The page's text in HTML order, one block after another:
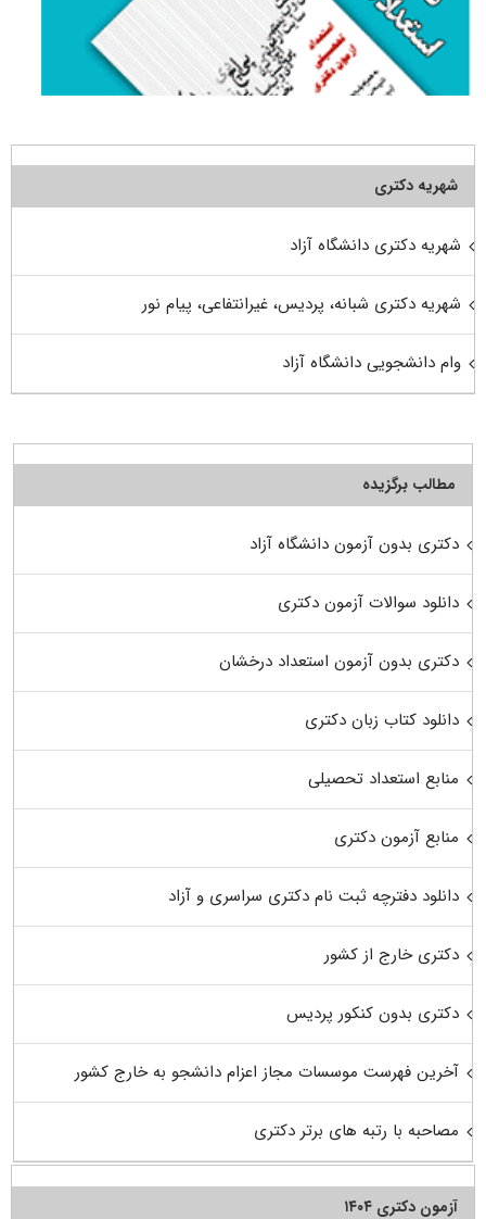
شهریه دکتری
شهریه دکتری دانشگاه آزاد
شهریه دکتری شبانه، پردیس، غیرانتفاعی، پیام نور
وام دانشجویی دانشگاه آزاد
مطالب برگزیده
دکتری بدون آزمون دانشگاه آزاد
دانلود سوالات آزمون دکتری
دکتری بدون آزمون استعداد درخشان
دانلود کتاب زبان دکتری
منابع استعداد تحصیلی
منابع آزمون دکتری
دانلود دفترچه ثبت نام دکتری سراسری و آزاد
دکتری خارج از کشور
دکتری بدون کنکور پردیس
آخرین فهرست موسسات مجاز اعزام دانشجو به خارج کشور
مصاحبه با رتبه های برتر دکتری
آزمون دکتری ۱۴۰۴